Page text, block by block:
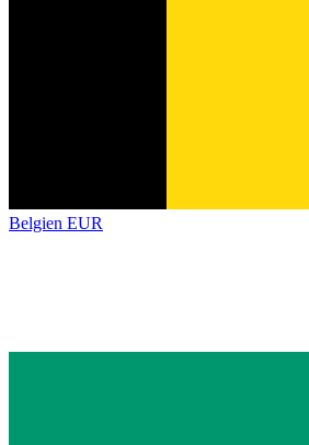
Belgien EUR